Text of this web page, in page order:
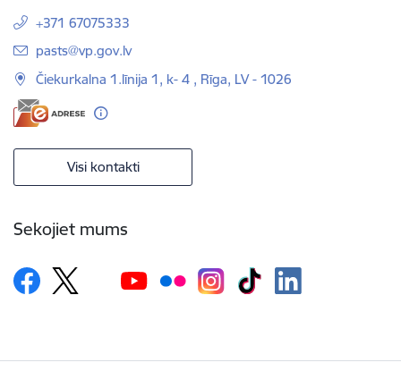
+371 67075333
E-pasts:
pasts@vp.gov.lv
Čiekurkalna 1.līnija 1, k- 4 , Rīga, LV - 1026
Visi kontakti
Sekojiet mums